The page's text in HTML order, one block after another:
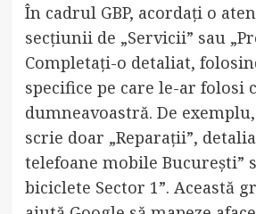
În cadrul GBP, acordați o
secțiunii de „Servicii” sau
Completați-o detaliat,
specifice pe care le-ar folosi
dumneavoastră. De
scrie doar „Reparații”,
telefoane mobile București”
biciclete Sector 1”. Această